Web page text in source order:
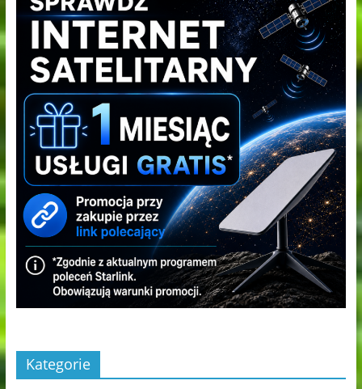
Kategorie